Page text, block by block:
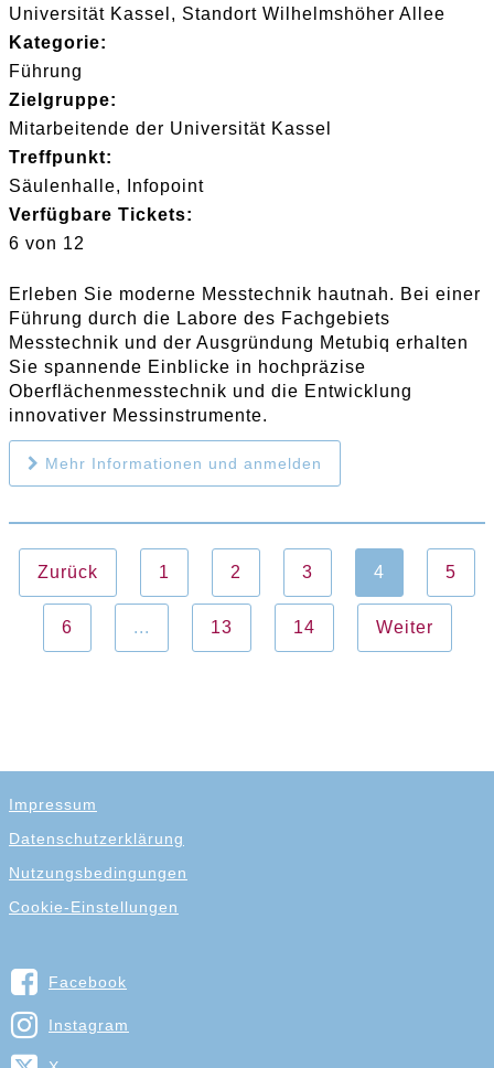
Universität Kassel, Standort Wilhelmshöher Allee
Kategorie:
Führung
Zielgruppe:
Mitarbeitende der Universität Kassel
Treffpunkt:
Säulenhalle, Infopoint
Verfügbare Tickets:
6 von 12
Erleben Sie moderne Messtechnik hautnah. Bei einer
Führung durch die Labore des Fachgebiets
Messtechnik und der Ausgründung Metubiq erhalten
Sie spannende Einblicke in hochpräzise
Oberflächenmesstechnik und die Entwicklung
innovativer Messinstrumente.
Mehr Informationen und anmelden
Zurück 1 2 3 4 5
6 ... 13 14 Weiter
Impressum
Datenschutzerklärung
Nutzungsbedingungen
Cookie-Einstellungen
Facebook
Instagram